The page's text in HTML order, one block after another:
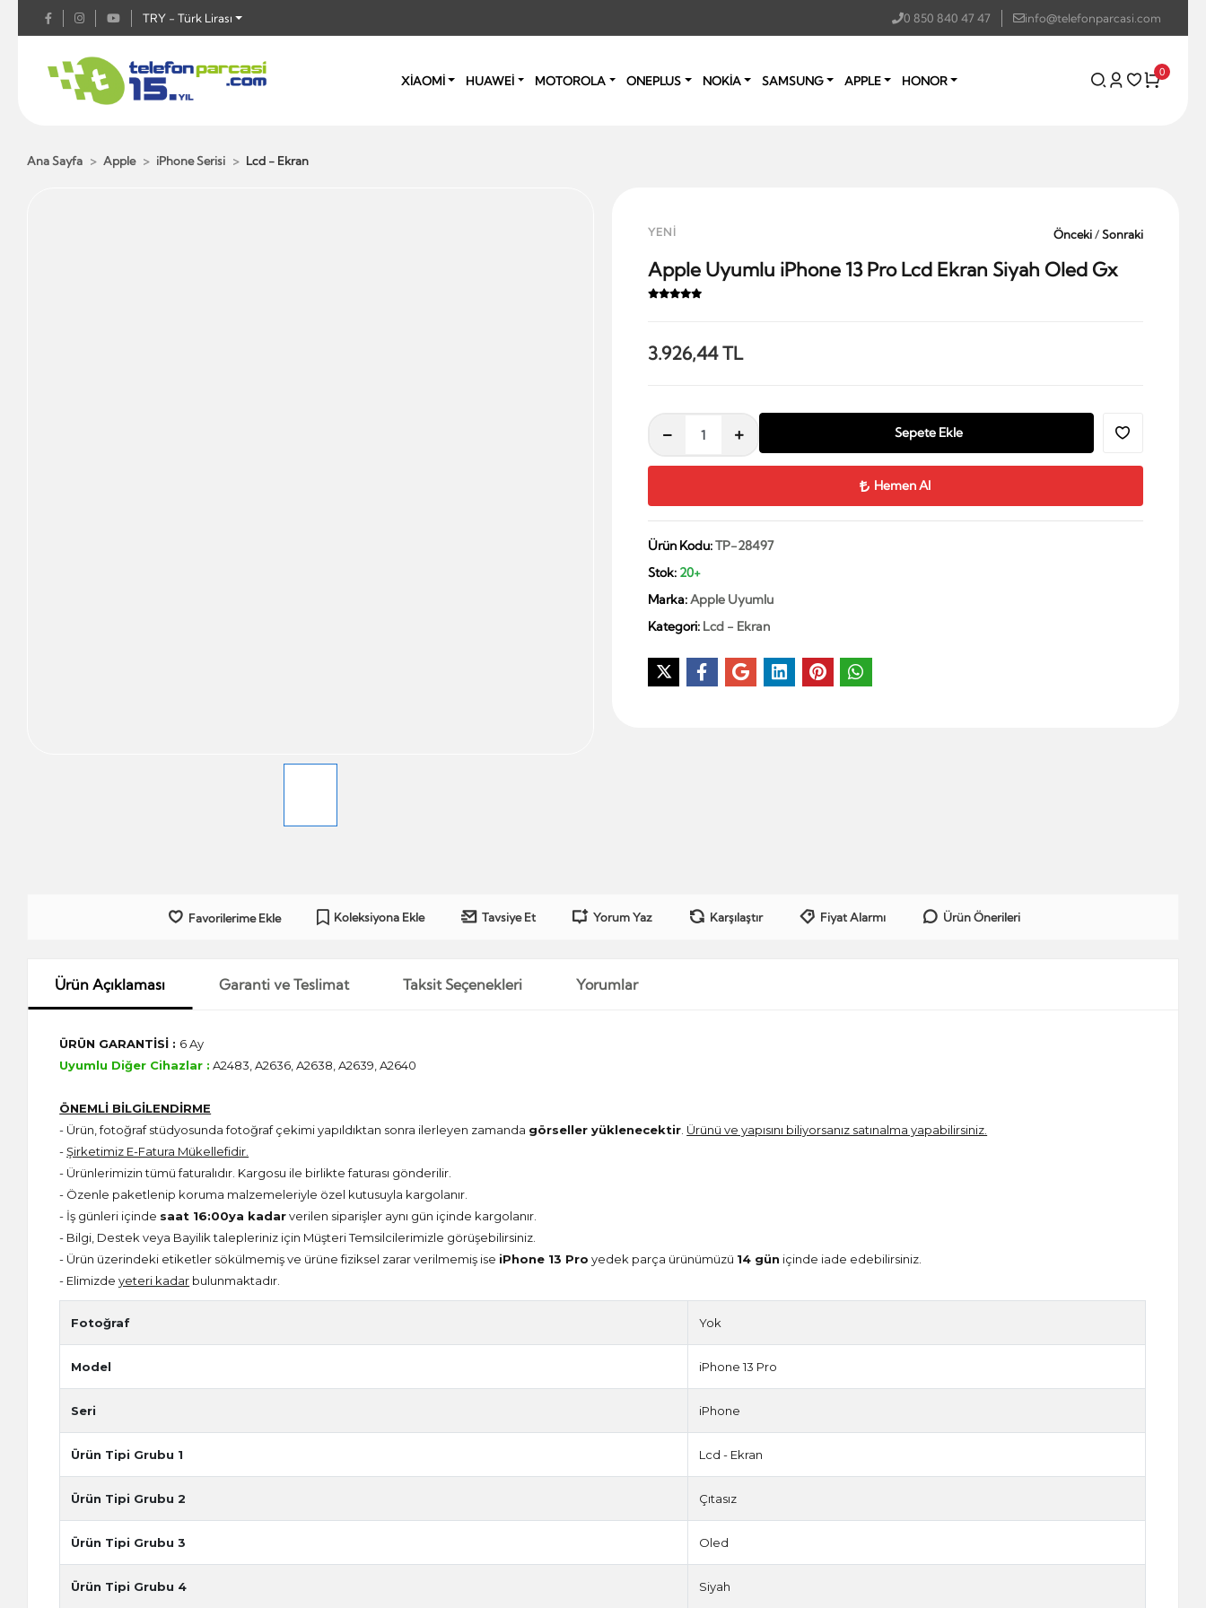
TRY - Türk Lirası 0 850 840 47 47 info@telefonparcasi.com
XİAOMİ HUAWEİ MOTOROLA ONEPLUS NOKİA SAMSUNG APPLE HONOR
0
Ana Sayfa Apple iPhone Serisi Lcd - Ekran
YENİ Önceki/Sonraki
Apple Uyumlu iPhone 13 Pro Lcd Ekran Siyah Oled Gx
3.926,44 TL
Sepete Ekle
Hemen Al
Ürün Kodu:TP-28497
Stok: 20+
Marka:Apple Uyumlu
Kategori: Lcd - Ekran
Favorilerime Ekle Koleksiyona Ekle Tavsiye Et Yorum Yaz Karşılaştır Fiyat Alarmı Ürün Önerileri
Ürün Açıklaması Garanti ve Teslimat Taksit Seçenekleri Yorumlar
ÜRÜN GARANTİSİ : 6 Ay
Uyumlu Diğer Cihazlar : A2483, A2636, A2638, A2639, A2640
ÖNEMLİ BİLGİLENDİRME
- Ürün, fotoğraf stüdyosunda fotoğraf çekimi yapıldıktan sonra ilerleyen zamanda görseller yüklenecektir. Ürünü ve yapısını biliyorsanız satınalma yapabilirsiniz.
-Şirketimiz E-Fatura Mükellefidir.
- Ürünlerimizin tümü faturalıdır. Kargosu ile birlikte faturası gönderilir.
- Özenle paketlenip koruma malzemeleriyle özel kutusuyla kargolanır.
- İş günleri içinde saat 16:00ya kadarverilen siparişler aynı gün içinde kargolanır.
- Bilgi, Destek veya Bayilik talepleriniz için Müşteri Temsilcilerimizle görüşebilirsiniz.
- Ürün üzerindeki etiketler sökülmemiş ve ürüne fiziksel zarar verilmemiş ise iPhone 13 Pro yedek parça ürünümüzü 14 gün içinde iade edebilirsiniz.
- Elimizdeyeteri kadar bulunmaktadır.
Fotoğraf Yok
Model iPhone 13 Pro
Seri iPhone
Ürün Tipi Grubu 1 Lcd - Ekran
Ürün Tipi Grubu 2 Çıtasız
Ürün Tipi Grubu 3 Oled
Ürün Tipi Grubu 4 Siyah